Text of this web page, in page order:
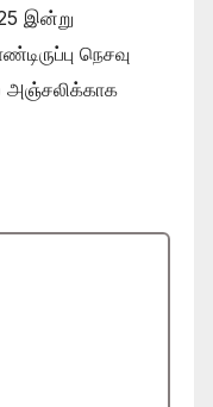
இன்று
நெசவு
அஞ்சலிக்காக